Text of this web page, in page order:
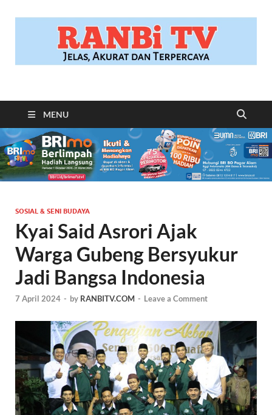
RANBITV.COM
MENU
SOSIAL & SENI BUDAYA
Kyai Said Asrori Ajak
Warga Gubeng Bersyukur
Jadi Bangsa Indonesia
7 April 2024 - by RANBITV.COM - Leave a Comment